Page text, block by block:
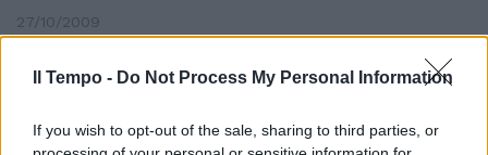
Il Tempo - Do Not Process My Personal Information
If you wish to opt-out of the sale, sharing to third parties, or
27/10/2009
Giulio